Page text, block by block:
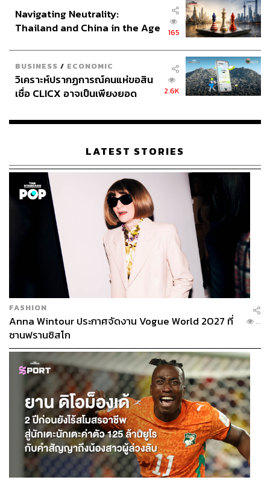
Navigating Neutrality:
Thailand and China in the Age
165
BUSINESS / ECONOMIC
วิเคราะห์ปรากฏการณ์คนแห่ขอสิน
เชื่อ CLICX อาจเป็นเพียงยอด
เรือนไทยที่ถูกซุกไว้
2.6K
LATEST STORIES
FASHION
Anna Wintour ประกาศจัดงาน Vogue World 2027 ที่
ซานฟรานซิสโก
...